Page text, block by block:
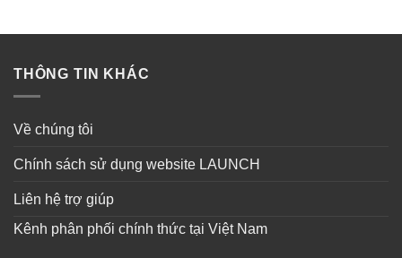
THÔNG TIN KHÁC
Về chúng tôi
Chính sách sử dụng website LAUNCH
Liên hệ trợ giúp
Kênh phân phối chính thức tại Việt Nam